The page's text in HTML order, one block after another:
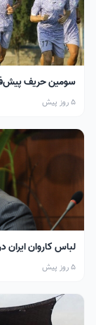
سومین حریف
5 روز پیش
لباس کاروان
5 روز پیش